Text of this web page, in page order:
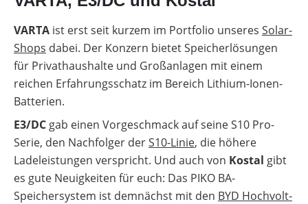
VARTA ist erst seit kurzem im Portfolio unseres Solar-
Shops dabei. Der Konzern bietet Speicherlösungen
für Privathaushalte und Großanlagen mit einem
reichen Erfahrungsschatz im Bereich Lithium-Ionen-
Batterien.
E3/DC gab einen Vorgeschmack auf seine S10 Pro-
Serie, den Nachfolger derS10-Linie, die höhere
Ladeleistungen verspricht. Und auch von Kostal gibt
es gute Neuigkeiten für euch: Das PIKO BA-
Speichersystem ist demnächst mit den BYD Hochvolt-